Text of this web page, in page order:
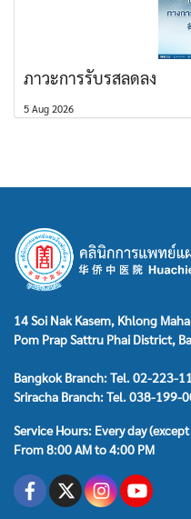
ภาวะการรับรสลดลง
5 Aug 2026
14 Soi Nak Kasem, Khlong
Pom Prap Sattru Phai District,
Bangkok Branch: Tel. 02-223-
Sriracha Branch: Tel. 038-199-
Service Hours: Every day
From 8:00 AM to 4:00 PM